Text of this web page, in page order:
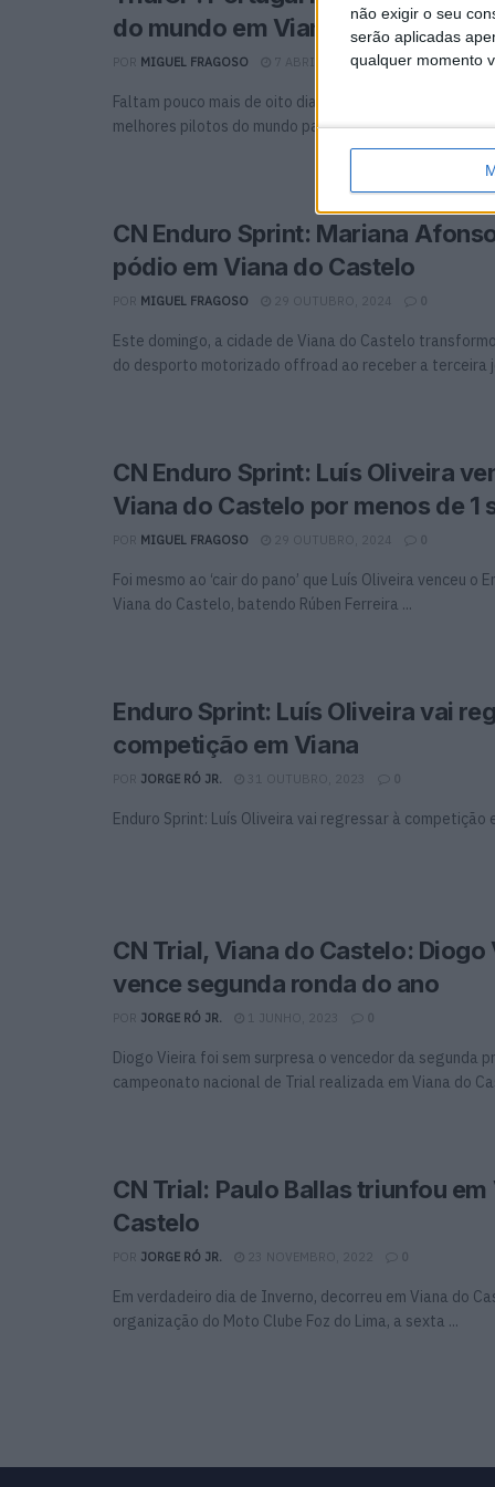
não exigir o seu
serão aplicadas
qualquer momento
do mundo em Viana do Castelo
MIGUEL FRAGOSO 7 ABRIL, 2025 0
Faltam pouco mais de oito dias para Portugal voltar a
melhores pilotos do mundo para mais uma emocionante
CN Enduro Sprint: Mariana
pódio em Viana do Castelo
MIGUEL FRAGOSO 29 OUTUBRO, 2024 0
Este domingo, a cidade de Viana do Castelo
do desporto motorizado offroad ao receber a terceira
CN Enduro Sprint: Luís Oliveira
Viana do Castelo por menos de 1
MIGUEL FRAGOSO 29 OUTUBRO, 2024 0
Foi mesmo ao ‘cair do pano’ que Luís Oliveira venceu o
Viana do Castelo, batendo Rúben Ferreira ...
Enduro Sprint: Luís Oliveira vai
competição em Viana
JORGE RÓ JR. 31 OUTUBRO, 2023 0
Enduro Sprint: Luís Oliveira vai regressar à competição
CN Trial, Viana do Castelo: Diogo
vence segunda ronda do ano
JORGE RÓ JR. 1 JUNHO, 2023 0
Diogo Vieira foi sem surpresa o vencedor da segunda
campeonato nacional de Trial realizada em Viana do
CN Trial: Paulo Ballas triunfou em
Castelo
JORGE RÓ JR. 0
Em verdadeiro dia de Inverno, decorreu em Viana do
organização do Moto Clube Foz do Lima, a sexta ...